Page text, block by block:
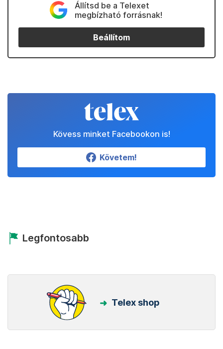
Állítsd be a Telexet
megbízható forrásnak!
Beállítom
Kövess minket Facebookon is!
Követem!
Legfontosabb
Telex shop